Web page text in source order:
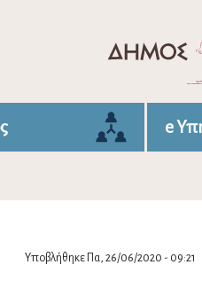
e
Υποβλήθηκε Πα, 26/06/2020 - 09:21